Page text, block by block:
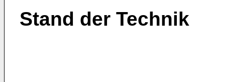
Stand der Technik